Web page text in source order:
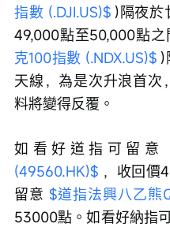
指數 (.DJI.US)$ )隔夜於
49,000點至50,000點之
克100指數 (.NDX.US)$ )
天線，為是次升浪首次
料將變得反覆。
如看好道指可留意
(49560.HK)$ ，收回價
留意 $道指法興八乙熊
53000點。如看好納指